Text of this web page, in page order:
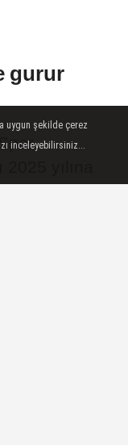
gurur
yılına
uygun şekilde çerez
inceleyebilirsiniz...